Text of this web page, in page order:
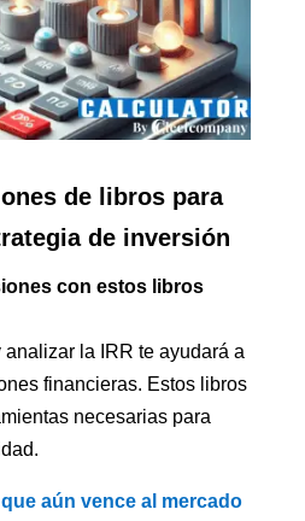
de libros para
de inversión
con estos libros
la IRR te ayudará a
financieras. Estos libros
necesarias para
aún vence al mercado